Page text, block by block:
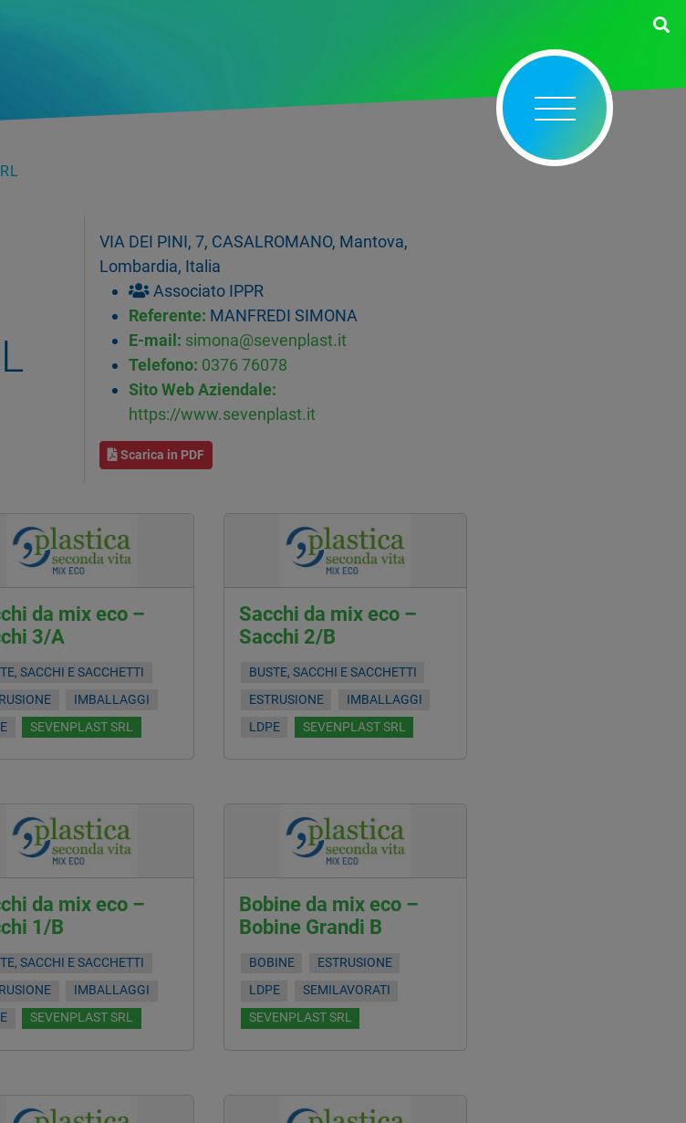
VIA DEI PINI, 7, CASALROMANO, Mantova,
Lombardia, Italia
Associato IPPR
Referente: MANFREDI SIMONA
E-mail: simona@sevenplast.it
Telefono: 0376 76078
Sito Web Aziendale:
https://www.sevenplast.it
Scarica in PDF
da mix eco –
3/A
SACCHI E SACCHETTI
IMBALLAGGI
SEVENPLAST SRL
Sacchi da mix eco –
Sacchi 2/B
BUSTE, SACCHI E SACCHETTI
ESTRUSIONE
IMBALLAGGI
LDPE
SEVENPLAST SRL
da mix eco –
1/B
SACCHI E SACCHETTI
IMBALLAGGI
SEVENPLAST SRL
Bobine da mix eco –
Bobine Grandi B
BOBINE
ESTRUSIONE
LDPE
SEMILAVORATI
SEVENPLAST SRL